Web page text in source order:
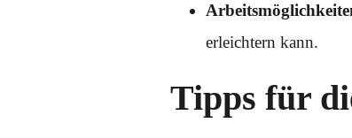
erleichtern kann.
Tipps für